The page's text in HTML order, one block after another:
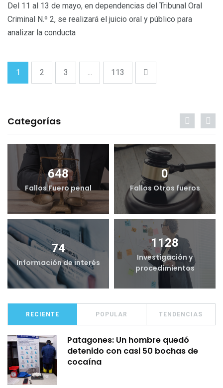
Del 11 al 13 de mayo, en dependencias del Tribunal Oral
Criminal N.º 2, se realizará el juicio oral y público para
analizar la conducta
1 2 3 113
Categorías
648
Fallos Fuero penal
0
Fallos Otros fueros
74
Información de interés
1128
Investigación y
procedimientos
RECIENTE POPULAR TENDENCIAS
Patagones: Un hombre quedó
detenido con casi 50 bochas de
cocaína